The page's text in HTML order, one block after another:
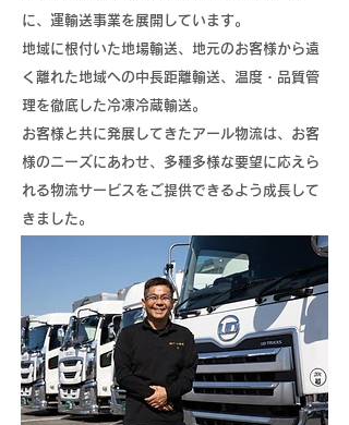
に、運輸送事業を展開しています。
地域に根付いた地場輸送、地元のお客様から遠
く離れた地域への中長距離輸送、温度・品質管
理を徹底した冷凍冷蔵輸送。
お客様と共に発展してきたアール物流は、お客
様のニーズにあわせ、多種多様な要望に応えら
れる物流サービスをご提供できるよう成長して
きました。